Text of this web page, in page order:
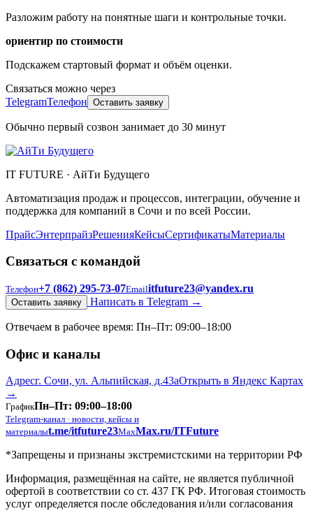
Разложим работу на понятные шаги и контрольные точки.
ориентир по стоимости
Подскажем стартовый формат и объём оценки.
Связаться можно через
TelegramТелефон Оставить заявку
Обычно первый созвон занимает до 30 минут
IT FUTURE · АйТи Будущего
Автоматизация продаж и процессов, интеграции, обучение и
поддержка для компаний в Сочи и по всей России.
ПрайсЭнтерпрайзРешенияКейсыСертификатыМатериалы
Связаться с командой
Телефон+7 (862) 295‑73‑07Emailitfuture23@yandex.ru
Оставить заявку Написать в Telegram →
Отвечаем в рабочее время: Пн–Пт: 09:00–18:00
Офис и каналы
Адресг. Сочи, ул. Альпийская, д.43аОткрыть в Яндекс Картах
→
ГрафикПн–Пт: 09:00–18:00
Telegram-канал · новости, кейсы и
материалыt.me/itfuture23MaxMax.ru/ITFuture
*Запрещены и признаны экстремистскими на территории РФ
Информация, размещённая на сайте, не является публичной
офертой в соответствии со ст. 437 ГК РФ. Итоговая стоимость
услуг определяется после обследования и/или согласования